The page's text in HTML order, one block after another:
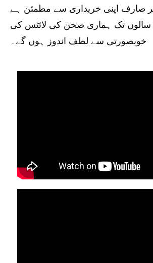
صارف اپنی خریداری سے مطمئن ہے
سالوں تک ہماری صحن کی لائٹس کی
خوبصورتی سے لطف اندوز ہوں گے۔